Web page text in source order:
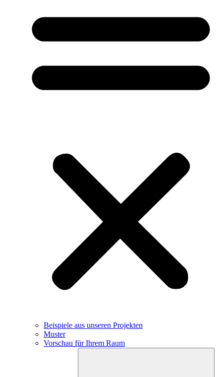
Beispiele aus unseren Projekten
Muster
Vorschau für Ihrem Raum